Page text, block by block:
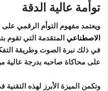
توأمة عالية الدقة
ويعتمد مفهوم التوأم الرقمي على
الاصطناعي المتقدمة التي تقوم
في ذلك نبرة الصوت وطريقة
على محاكاة صاحبه بدرجة عالية
وتكمن الميزة الأبرز لهذه